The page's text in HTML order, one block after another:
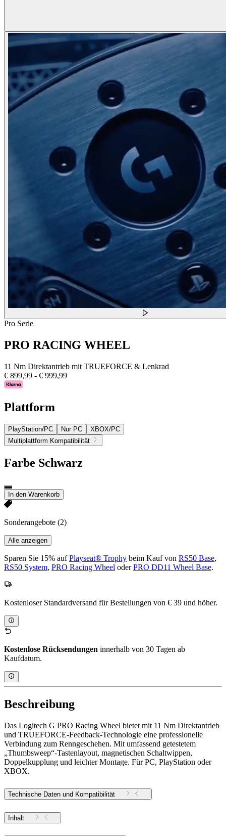
Pro Serie
PRO RACING WHEEL
11 Nm Direktantrieb mit TRUEFORCE & Lenkrad
€ 899,99 - € 999,99
Plattform
PlayStation/PC Nur PC
XBOX/PC
Multiplattform Kompatibilität
Farbe Schwarz
In den Warenkorb
Sonderangebote (2)
Alle anzeigen
Sparen Sie 15% aufPlayseat® Trophy beim Kauf von RS50 Base,
RS50 System, PRO Racing Wheel oderPRO DD11 Wheel Base.
Kostenloser Standardversand für Bestellungen von € 39 und höher.
Kostenlose Rücksendungen innerhalb von 30 Tagen ab
Kaufdatum.
Beschreibung
Das Logitech G PRO Racing Wheel bietet mit 11 Nm Direktantrieb
und TRUEFORCE-Feedback-Technologie eine professionelle
Verbindung zum Renngeschehen. Mit umfassend getestetem
„Thumbsweep“-Tastenlayout, magnetischen Schaltwippen,
Doppelkupplung und leichter Montage. Für PC, PlayStation oder
XBOX.
Technische Daten und Kompatibilität
Inhalt